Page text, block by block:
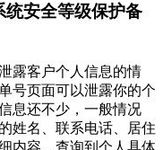
统安全等级保护备
露客户个人信息的情
号页面可以泄露你的个
息还不少，一般情况
姓名、联系电话、居住